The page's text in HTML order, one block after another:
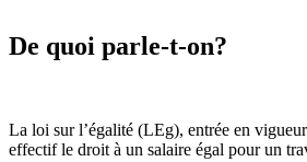
De quoi parle-t-on?
La loi sur l’égalité (LEg), entrée en
effectif le droit à un salaire égal pour un